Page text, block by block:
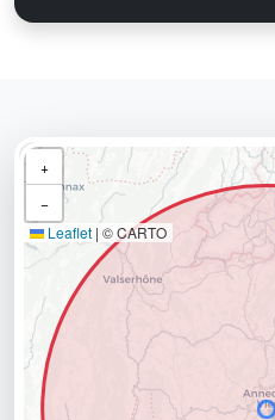
+
−
Leaflet | © CARTO